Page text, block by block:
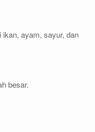
ayam, sayur, dan
besar.